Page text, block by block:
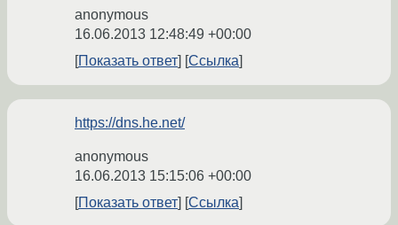
anonymous
16.06.2013 12:48:49 +00:00
Показать ответ
Ссылка
https://dns.he.net/
anonymous
16.06.2013 15:15:06 +00:00
Показать ответ
Ссылка